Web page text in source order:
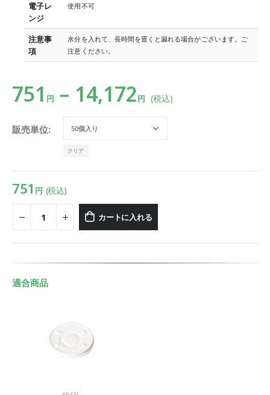
電子レ
ンジ
使用不可
注意事
項
水分を入れて、長時間を置くと漏れる場合がございます。ご
注意ください。
751 円 – 14,172円 (税込)
販売単位
クリア
751 円 (税込)
カートに入れる
適合商品